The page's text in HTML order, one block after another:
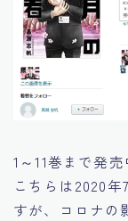
1～11巻まで発売
こちらは2020
すが、コロナの